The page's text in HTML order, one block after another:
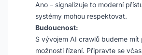
Ano – signalizuje to moderní
systémy mohou respektovat.
Budoucnost:
S vývojem AI crawlů budeme mít
možnosti řízení. Připravte se